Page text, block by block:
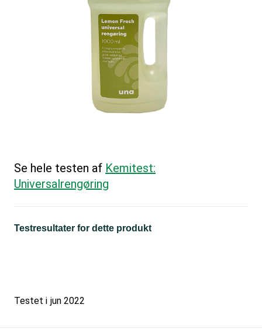
Se hele testen af Kemitest:
Universalrengøring
Testresultater for dette produkt
Testet i jun 2022